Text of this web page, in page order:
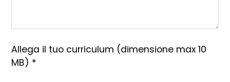
Allega il tuo curriculum (dimensione max 10
MB) *